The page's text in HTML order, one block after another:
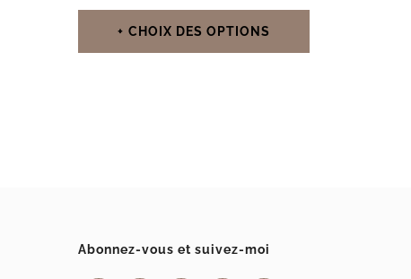
CHOIX DES OPTIONS
options
peuvent
Abonnez-vous et suivez-moi